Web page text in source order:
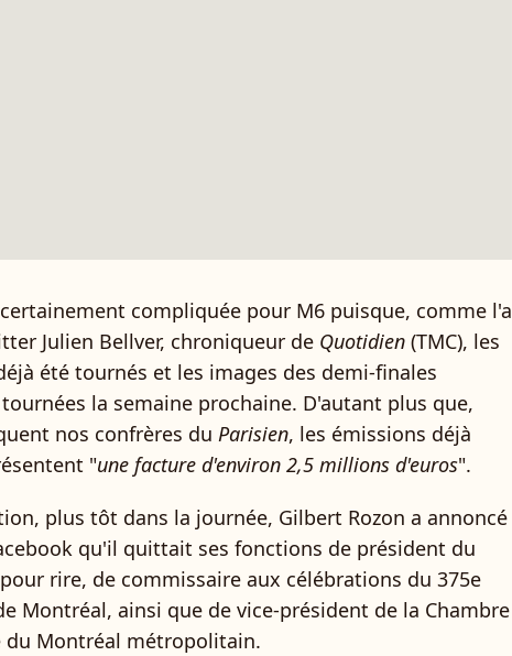
compliquée pour M6 puisque, comme l'a
Julien Bellver, chroniqueur de Quotidien (TMC), les
été tournés et les images des demi-finales
la semaine prochaine. D'autant plus que,
nos confrères du Parisien, les émissions déjà
"une facture d'environ 2,5 millions d'euros".
plus tôt dans la journée, Gilbert Rozon a annoncé
qu'il quittait ses fonctions de président du
rire, de commissaire aux célébrations du 375e
Montréal, ainsi que de vice-président de la Chambre
du Montréal métropolitain.